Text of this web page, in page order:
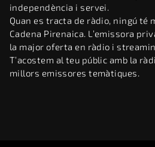
independència i servei.
Quan es tracta de ràdio, ningú té
Cadena Pirenaica. L’emissora
la major oferta en ràdio i
T’acostem al teu públic amb la
millors emissores temàtiques.